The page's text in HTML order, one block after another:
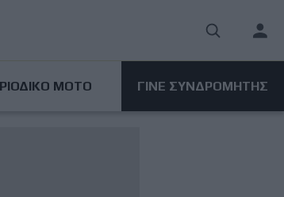
User
ΜΟΤΟ ΓΙΝΕ ΣΥΝΔΡΟΜΗΤΗΣ